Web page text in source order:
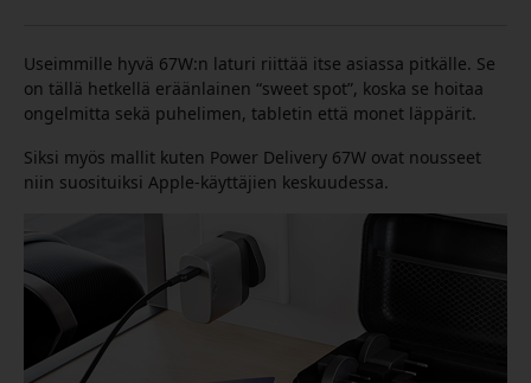
Useimmille hyvä 67W:n laturi riittää itse asiassa pitkälle. Se
on tällä hetkellä eräänlainen “sweet spot”, koska se hoitaa
ongelmitta sekä puhelimen, tabletin että monet läppärit.
Siksi myös mallit kuten Power Delivery 67W ovat nousseet
niin suosituiksi Apple-käyttäjien keskuudessa.